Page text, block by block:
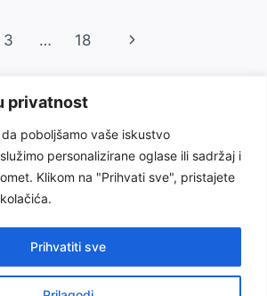
privatnost
poboljšamo vaše iskustvo
personalizirane oglase ili sadržaj i
Klikom na "Prihvati sve", pristajete
Prihvatiti sve
NA
LJUDI?
3 … 18
Next
Politika privatnosti
od odgovornosti